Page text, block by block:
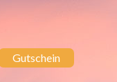
Gutschein